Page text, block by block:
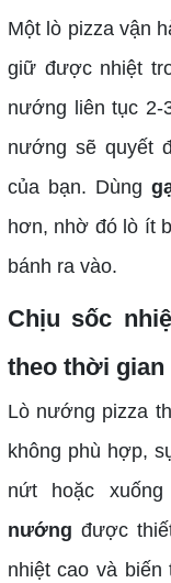
Một lò pizza vận
giữ được nhiệt
nướng liên tục 2-
nướng sẽ quyết
của bạn. Dùng
hơn, nhờ đó lò ít
bánh ra vào.
Chịu sốc
theo thời gian
Lò nướng pizza
không phù hợp,
nứt hoặc
nướng được
nhiệt cao và